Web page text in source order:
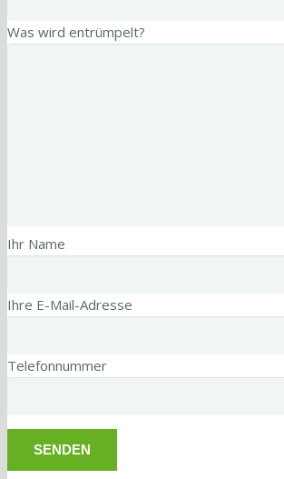
Was wird entrümpelt?
Ihr Name
Ihre E-Mail-Adresse
Telefonnummer